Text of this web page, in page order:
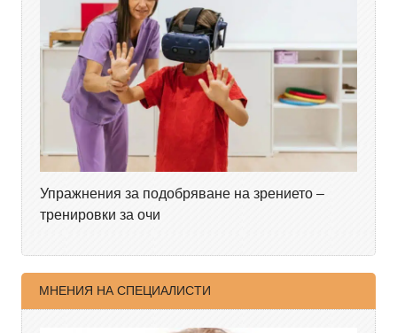
Упражнения за подобряване на зрението –
тренировки за очи
МНЕНИЯ НА СПЕЦИАЛИСТИ